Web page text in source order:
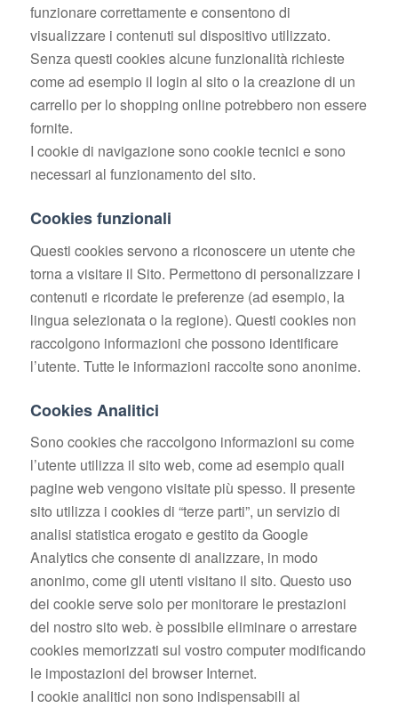
funzionare correttamente e consentono di
visualizzare i contenuti sul dispositivo utilizzato.
Senza questi cookies alcune funzionalità richieste
come ad esempio il login al sito o la creazione di un
carrello per lo shopping online potrebbero non essere
fornite.
I cookie di navigazione sono cookie tecnici e sono
necessari al funzionamento del sito.
Cookies funzionali
Questi cookies servono a riconoscere un utente che
torna a visitare il Sito. Permettono di personalizzare i
contenuti e ricordate le preferenze (ad esempio, la
lingua selezionata o la regione). Questi cookies non
raccolgono informazioni che possono identificare
l’utente. Tutte le informazioni raccolte sono anonime.
Cookies Analitici
Sono cookies che raccolgono informazioni su come
l’utente utilizza il sito web, come ad esempio quali
pagine web vengono visitate più spesso. Il presente
sito utilizza i cookies di “terze parti”, un servizio di
analisi statistica erogato e gestito da Google
Analytics che consente di analizzare, in modo
anonimo, come gli utenti visitano il sito. Questo uso
dei cookie serve solo per monitorare le prestazioni
del nostro sito web. è possibile eliminare o arrestare
cookies memorizzati sul vostro computer modificando
le impostazioni del browser Internet.
I cookie analitici non sono indispensabili al